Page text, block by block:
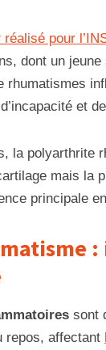
pour
dont un
rhumatismes
et de
la polyarthrite
mais la
principale
sont
repos, affectant